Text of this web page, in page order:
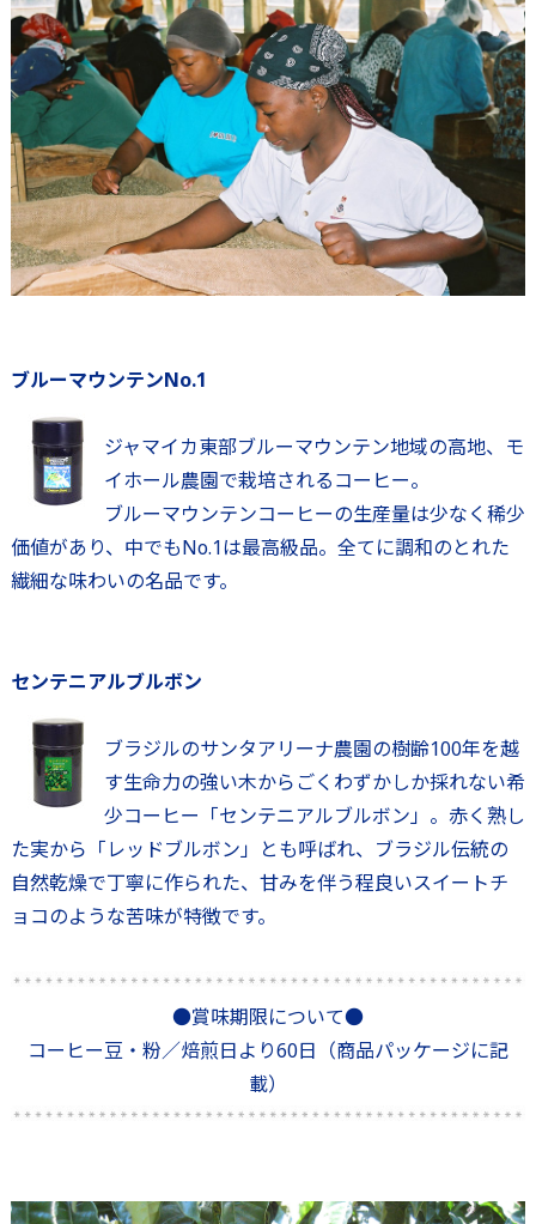
ブルーマウンテンNo.1
ジャマイカ東部ブルーマウンテン地域の高地、モ
イホール農園で栽培されるコーヒー。
ブルーマウンテンコーヒーの生産量は少なく稀少
価値があり、中でもNo.1は最高級品。全てに調和のとれた
繊細な味わいの名品です。
センテニアルブルボン
ブラジルのサンタアリーナ農園の樹齢100年を越
す生命力の強い木からごくわずかしか採れない希
少コーヒー「センテニアルブルボン」。赤く熟し
た実から「レッドブルボン」とも呼ばれ、ブラジル伝統の
自然乾燥で丁寧に作られた、甘みを伴う程良いスイートチ
ョコのような苦味が特徴です。
●賞味期限について●
コーヒー豆・粉／焙煎日より60日（商品パッケージに記
載）